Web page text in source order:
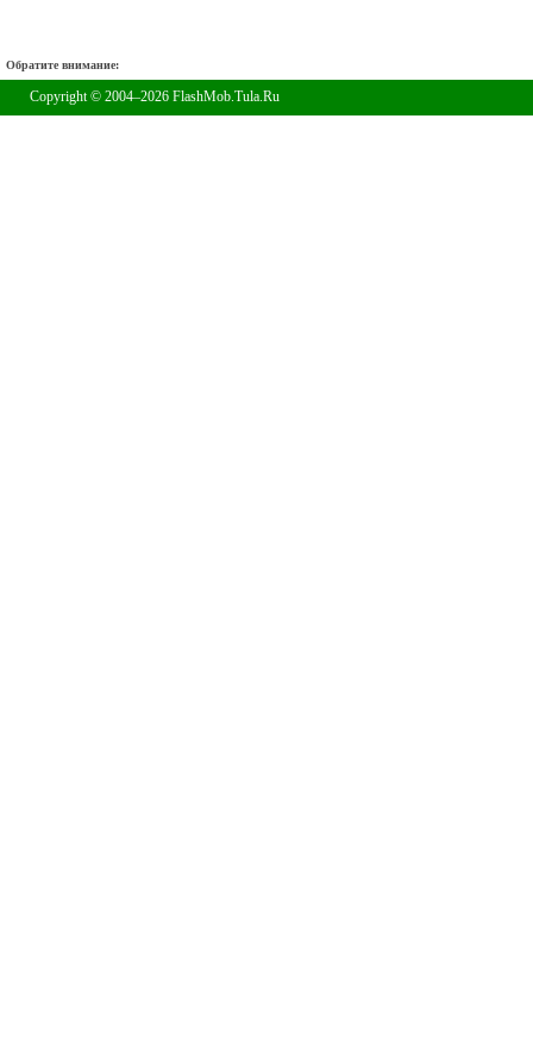
Обратите внимание:
Copyright © 2004–2026 FlashMob.Tula.Ru